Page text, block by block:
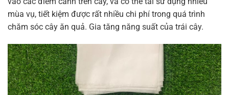
mùa vụ, tiết kiệm được rất nhiều chi phí trong quá trình
chăm sóc cây ăn quả. Gia tăng năng suất của trái cây.